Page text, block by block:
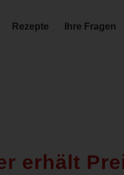
Rezepte Ihre Fragen
erhält